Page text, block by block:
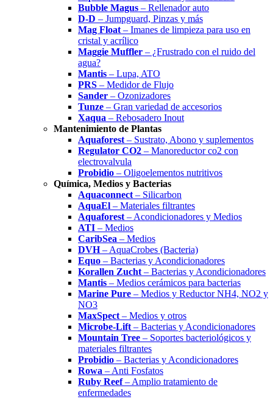
Bubble Magus – Rellenador auto
D-D – Jumpguard, Pinzas y más
Mag Float – Imanes de limpieza para uso en
cristal y acrílico
Maggie Muffler – ¿Frustrado con el ruido del
agua?
Mantis – Lupa, ATO
PRS – Medidor de Flujo
Sander – Ozonizadores
Tunze – Gran variedad de accesorios
Xaqua – Rebosadero Inout
Mantenimiento de Plantas
Aquaforest – Sustrato, Abono y suplementos
Regulator CO2 – Manoreductor co2 con
electrovalvula
Probidio – Oligoelementos nutritivos
Química, Medios y Bacterias
Aquaconnect – Silicarbon
AquaEl – Materiales filtrantes
Aquaforest – Acondicionadores y Medios
ATI – Medios
CaribSea – Medios
DVH– AquaCrobes (Bacteria)
Equo – Bacterias y Acondicionadores
Korallen Zucht – Bacterias y Acondicionadores
Mantis – Medios cerámicos para bacterias
Marine Pure – Medios y Reductor NH4, NO2 y
NO3
MaxSpect – Medios y otros
Microbe-Lift – Bacterias y Acondicionadores
Mountain Tree – Soportes bacteriológicos y
materiales filtrantes
Probidio – Bacterias y Acondicionadores
Rowa – Anti Fosfatos
Ruby Reef– Amplio tratamiento de
enfermedades